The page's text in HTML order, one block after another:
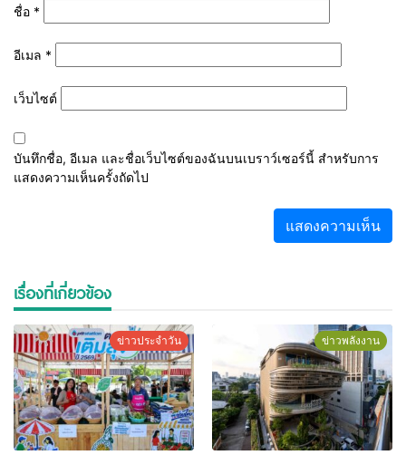
ชื่อ *
อีเมล *
เว็บไซต์
บันทึกชื่อ, อีเมล และชื่อเว็บไซต์ของฉันบนเบราว์เซอร์นี้ สำหรับการ
แสดงความเห็นครั้งถัดไป
เรื่องที่เกี่ยวข้อง
ข่าวประจำวัน ข่าวพลังงาน